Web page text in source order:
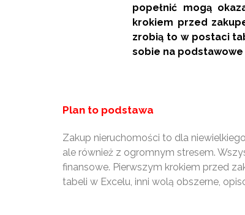
popełnić mogą
krokiem przed
zrobią to w postaci
sobie na
Plan to podstawa
Zakup nieruchomości to dla
ale również z ogromnym stresem.
finansowe. Pierwszym krokiem przed
tabeli w Excelu, inni wolą obszerne,